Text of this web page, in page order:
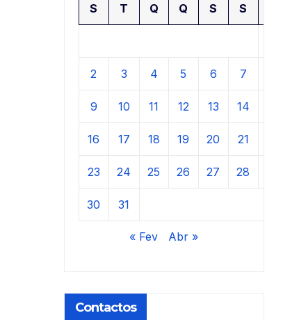
S T Q Q S S
2 3 4 5 6 7
9 10 11 12 13 14
16 17 18 19 20 21
23 24 25 26 27 28
30 31
« Fev Abr »
Contactos